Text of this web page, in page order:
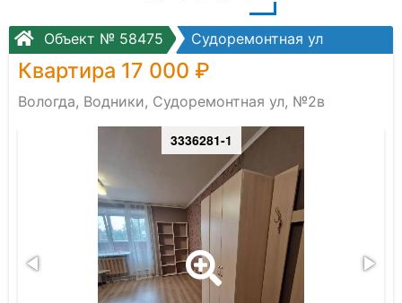
Объект № 58475 Судоремонтная ул
Квартира 17 000 ₽
Вологда, Водники, Судоремонтная ул, №2в
3336281-1